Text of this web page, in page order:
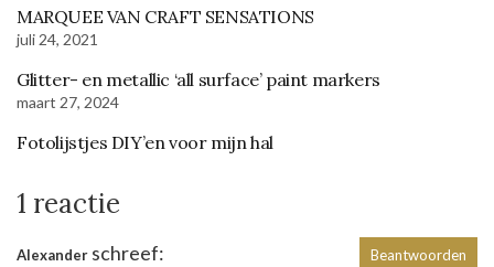
MARQUEE VAN CRAFT SENSATIONS
juli 24, 2021
Glitter- en metallic ‘all surface’ paint markers
maart 27, 2024
Fotolijstjes DIY’en voor mijn hal
1 reactie
Alexander schreef: Beantwoorden